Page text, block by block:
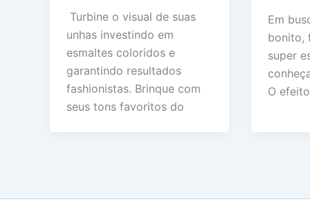
Turbine o visual de suas
unhas investindo em
esmaltes coloridos e
garantindo resultados
fashionistas. Brinque com
seus tons favoritos do
Em
bonito,
super
O